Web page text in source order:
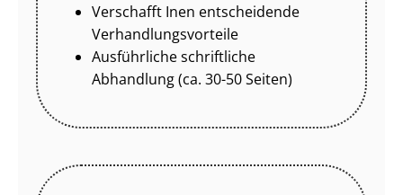
Verschafft Inen entscheidende
Ver­hand­lungs­vor­tei­le
Ausführliche schriftliche
Abhandlung (ca. 30-50 Seiten)